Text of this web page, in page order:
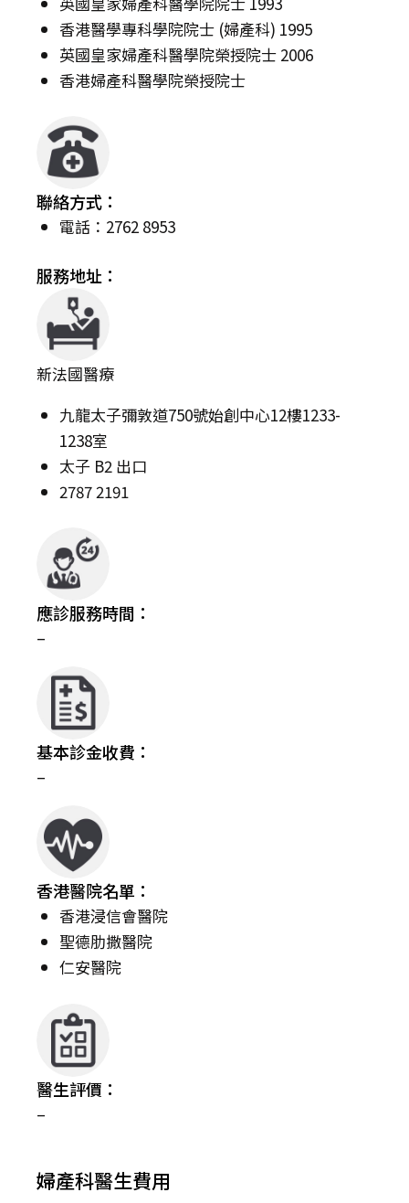
香港醫學專科學院院士 (婦產科) 1995
英國皇家婦產科醫學院榮授院士 2006
香港婦產科醫學院榮授院士
聯絡方式：
電話：2762 8953
服務地址：
新法國醫療
九龍太子彌敦道750號始創中心12樓1233-
1238室
太子 B2 出口
2787 2191
應診服務時間：
–
基本診金收費：
–
香港醫院名單：
香港浸信會醫院
聖德肋撒醫院
仁安醫院
醫生評價：
–
婦產科醫生費用